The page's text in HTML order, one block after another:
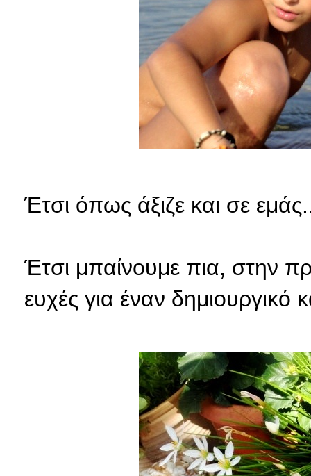
Έτσι όπως άξιζε και σε
Έτσι μπαίνουμε πια, στην
ευχές για έναν δημιουργικό